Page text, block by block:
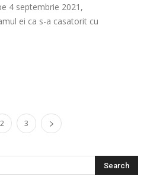
4 septembrie 2021,
ei ca s-a casatorit cu
2 3